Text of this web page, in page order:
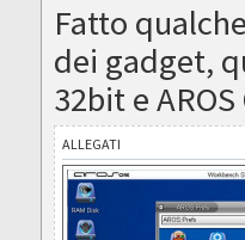
Fatto
dei gadget,
32bit e
ALLEGATI